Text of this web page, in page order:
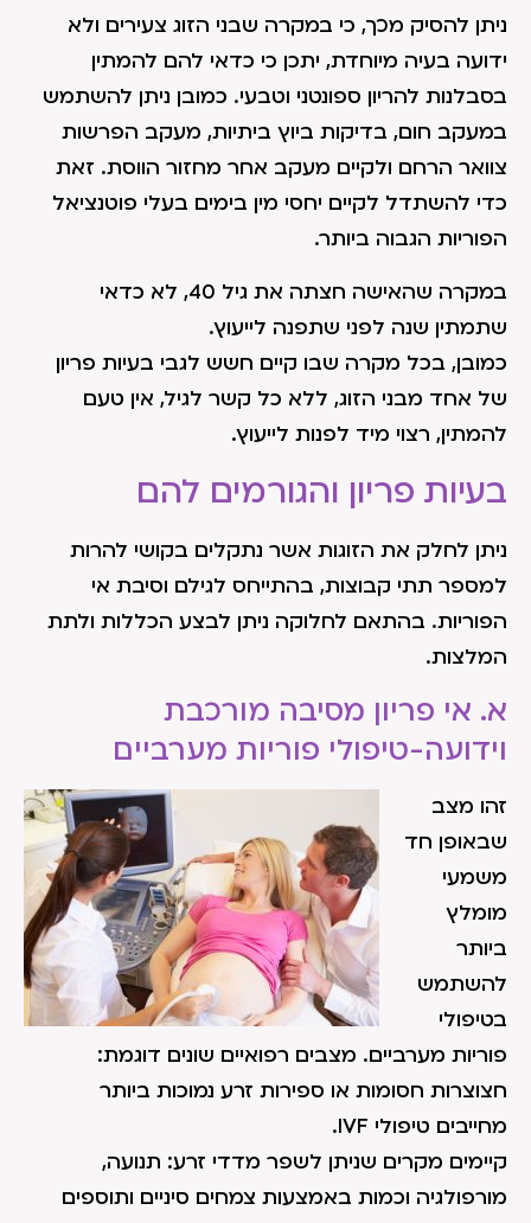
ניתן להסיק מכך, כי במקרה שבני הזוג צעירים ולא
ידועה בעיה מיוחדת, יתכן כי כדאי להם להמתין
בסבלנות להריון ספונטני וטבעי. כמובן ניתן להשתמש
במעקב חום, בדיקות ביוץ ביתיות, מעקב הפרשות
צוואר הרחם ולקיים מעקב אחר מחזור הווסת. זאת
כדי להשתדל לקיים יחסי מין בימים בעלי פוטנציאל
הפוריות הגבוה ביותר.
במקרה שהאישה חצתה את גיל 40, לא כדאי
שתמתין שנה לפני שתפנה לייעוץ.
כמובן, בכל מקרה שבו קיים חשש לגבי בעיות פריון
של אחד מבני הזוג, ללא כל קשר לגיל, אין טעם
להמתין, רצוי מיד לפנות לייעוץ.
בעיות פריון והגורמים להם
ניתן לחלק את הזוגות אשר נתקלים בקושי להרות
למספר תתי קבוצות, בהתייחס לגילם וסיבת אי
הפוריות. בהתאם לחלוקה ניתן לבצע הכללות ולתת
המלצות.
א. אי פריון מסיבה מורכבת
וידועה-טיפולי פוריות מערביים
זהו מצב
שבאופן חד
משמעי
מומלץ
ביותר
להשתמש
בטיפולי
פוריות מערביים. מצבים רפואיים שונים דוגמת:
חצוצרות חסומות או ספירות זרע נמוכות ביותר
מחייבים טיפולי IVF.
קיימים מקרים שניתן לשפר מדדי זרע: תנועה,
מורפולגיה וכמות באמצעות צמחים סיניים ותוספים